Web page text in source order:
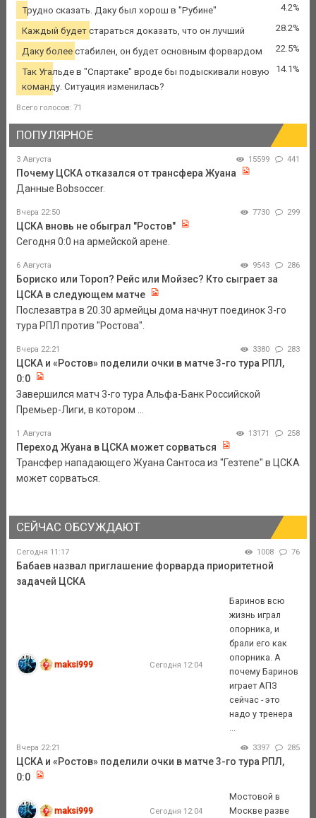
Трудно сказать. Даку был хорош в "Рубине" 4.2%
Каждый будет стараться доказать, что он лучший 28.2%
Даку более стабилен, он будет основным форвардом 22.5%
Так Угальде в "Спартаке" вроде бы подыскивали новую
команду. Ситуация изменилась?
14.1%
Всего голосов: 71
ПОПУЛЯРНОЕ
3 Августа 15599 441
Почему ЦСКА отказался от трансфера Жуана
Данные Bobsoccer.
Вчера 22:50 7730 299
ЦСКА вновь не обыграл "Ростов"
Сегодня 0:0 на армейской арене.
6 Августа 9543 286
Бориско или Тороп? Рейс или Мойзес? Кто сыграет за
ЦСКА в следующем матче
Послезавтра в 20.30 армейцы дома начнут поединок 3-го
тура РПЛ против "Ростова".
Вчера 22:21 3380 283
ЦСКА и «Ростов» поделили очки в матче 3-го тура РПЛ,
0:0
Завершился матч 3-го тура Альфа-Банк Российской
Премьер-Лиги, в котором ...
1 Августа 13171 258
Переход Жуана в ЦСКА может сорваться
Трансфер нападающего Жуана Сантоса из "Гезтепе" в ЦСКА
может сорваться.
СЕЙЧАС ОБСУЖДАЮТ
Сегодня 11:17 1008 76
Бабаев назвал приглашение форварда приоритетной
задачей ЦСКА
maksi999 Сегодня 12:04
Баринов всю
жизнь играл
опорника, и
брали его как
опорника. А
почему Баринов
играет АПЗ
сейчас - это
надо у тренера
Вчера 22:21 3397 285
ЦСКА и «Ростов» поделили очки в матче 3-го тура РПЛ,
0:0
maksi999 Сегодня 12:04
Мостовой в
Москве разве